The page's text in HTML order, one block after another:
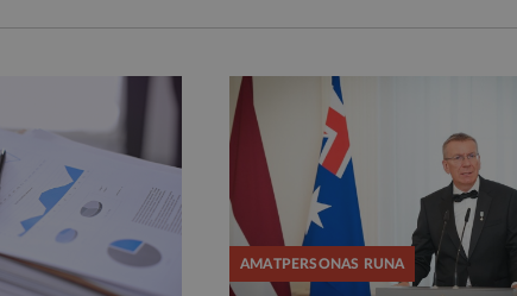
AMATPERSONAS RUNA